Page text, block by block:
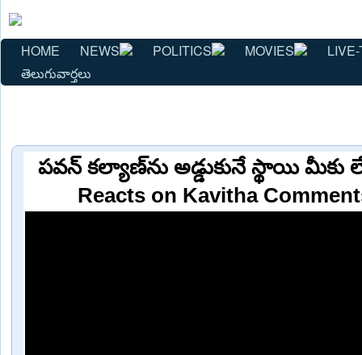
HOME NEWS POLITICS MOVIES
తెలుగువార్తలు
పవన్‌ కల్యాణ్‌ను అడ్డుకునే స్థాయి మీకు
Reacts on Kavitha